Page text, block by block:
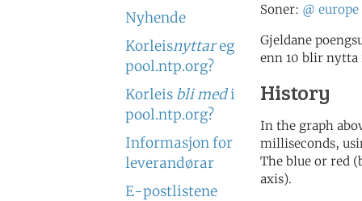
Nyhende
Korleisnyttareg
pool.ntp.org?
Korleis bli medi
pool.ntp.org?
Informasjon for
leverandørar
E-postlistene
Soner: @ europe
Gjeldane
enn 10 blir nytta
History
In the graph
milliseconds,
The blue or red
axis).